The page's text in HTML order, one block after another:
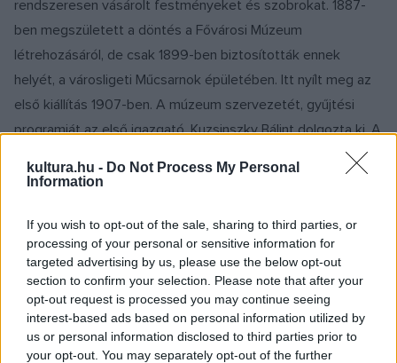
kultura.hu - Do Not Process My Personal
Information
If you wish to opt-out of the sale, sharing to third parties, or
processing of your personal or sensitive information for
targeted advertising by us, please use the below opt-out
section to confirm your selection. Please note that after your
opt-out request is processed you may continue seeing
interest-based ads based on personal information utilized by
us or personal information disclosed to third parties prior to
your opt-out. You may separately opt-out of the further
rendszeresen vásárolt festményeket és szobrokat. 1887-
ben megszületett a döntés a Fővárosi Múzeum
létrehozásáról, de csak 1899-ben biztosították ennek
helyét, a városligeti Műcsarnok épületében. Itt nyílt meg az
első kiállítás 1907-ben. A múzeum szervezetét, gyűjtési
programját az első igazgató, Kuzsinszky Bálint dolgozta ki. A
várostörténeti emlékek, a képtár és könyvtár gyűjteményei
igazgatósága idején - az addigi történeti koncepciót
esztétikai szempontok váltották föl a képzőművészeti
vásárlások tekintetében. Mivel a műtárgyak száma
folyamatosan emelkedett, bemutatásuk helyéül további
megoldásokat kellett keresni, ezért 1928-ban a főváros
megvásárolta a Károlyi palotát, és a Székesfővárosi Képtár